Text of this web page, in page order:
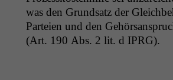
was den Grund­satz der
Parteien und den
(Art. 190 Abs. 2 lit. d IPRG).